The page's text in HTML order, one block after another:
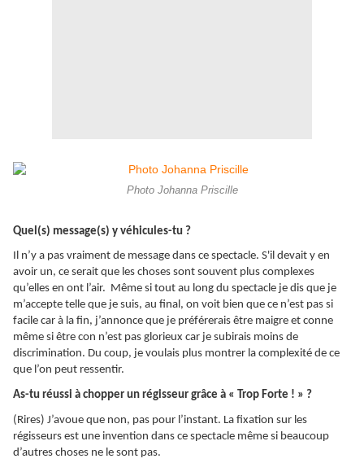
Photo Johanna Priscille
Quel(s) message(s) y véhicules-tu ?
Il n’y a pas vraiment de message dans ce spectacle. S'il devait y en
avoir un, ce serait que les choses sont souvent plus complexes
qu’elles en ont l’air. Même si tout au long du spectacle je dis que je
m’accepte telle que je suis, au final, on voit bien que ce n’est pas si
facile car à la fin, j’annonce que je préférerais être maigre et conne
même si être con n’est pas glorieux car je subirais moins de
discrimination. Du coup, je voulais plus montrer la complexité de ce
que l’on peut ressentir.
As-tu réussi à chopper un régisseur grâce à « Trop Forte ! » ?
(Rires) J’avoue que non, pas pour l’instant. La fixation sur les
régisseurs est une invention dans ce spectacle même si beaucoup
d’autres choses ne le sont pas.